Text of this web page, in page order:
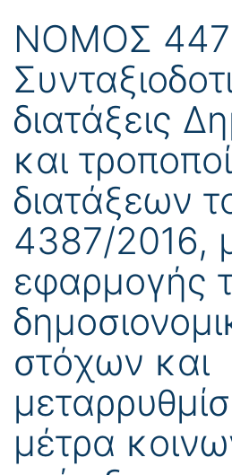
ΝΟΜΟΣ
διατάξεις
και
διατάξεων
4387/2016,
εφαρμογής
στόχων και
μέτρα